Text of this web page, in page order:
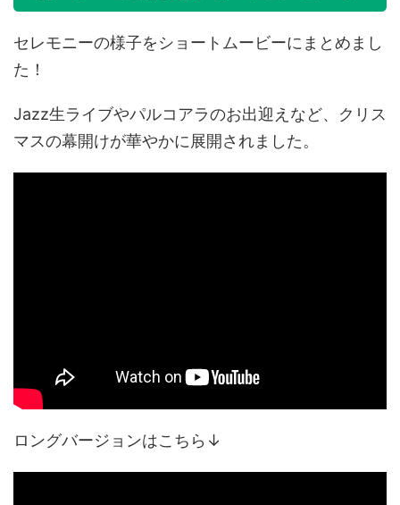
セレモニーの様子をショートムービーにまとめまし
た！
Jazz生ライブやパルコアラのお出迎えなど、クリス
マスの幕開けが華やかに展開されました。
ロングバージョンはこちら↓